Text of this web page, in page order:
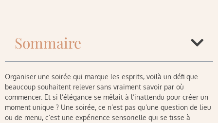
Sommaire
Organiser une soirée qui marque les esprits, voilà un défi que
beaucoup souhaitent relever sans vraiment savoir par où
commencer. Et si l’élégance se mêlait à l’inattendu pour créer un
moment unique ? Une soirée, ce n’est pas qu’une question de lieu
ou de menu, c’est une expérience sensorielle qui se tisse à